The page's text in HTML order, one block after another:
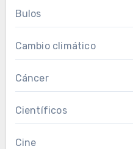
Bulos
Cambio climático
Cáncer
Científicos
Cine